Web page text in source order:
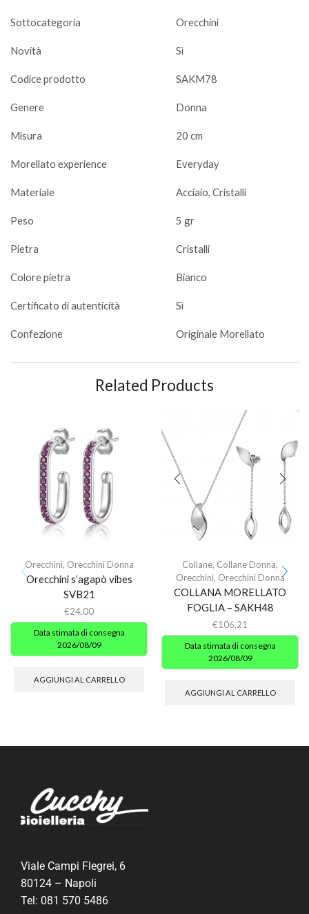
Sottocategoria Orecchini
Novità Sì
Codice prodotto SAKM78
Genere Donna
Misura 20 cm
Morellato experience Everyday
Materiale Acciaio, Cristalli
Peso 5 gr
Pietra Cristalli
Colore pietra Bianco
Certificato di autenticità Sì
Confezione Originale Morellato
Related Products
Orecchini, Orecchini Donna
Orecchini s’agapò vibes
SVB21
€24,00
Data stimata di consegna
2026/08/09
AGGIUNGI AL CARRELLO
Collane, Collane Donna,
Orecchini, Orecchini Donna
COLLANA MORELLATO
FOGLIA – SAKH48
€106,21
Data stimata di consegna
2026/08/09
AGGIUNGI AL CARRELLO
Viale Campi Flegrei, 6
80124 – Napoli
Tel: 081 570 5486